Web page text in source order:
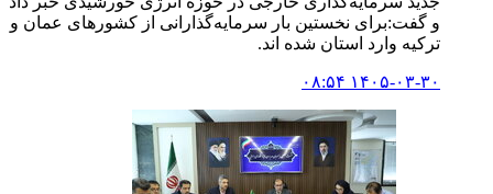
و گفت:برای نخستین بار سرمایه‌گذارانی از کشورهای عمان و
ترکیه وارد استان شده اند.
۱۴۰۵-۰۳-۳۰ ۰۸:۵۴